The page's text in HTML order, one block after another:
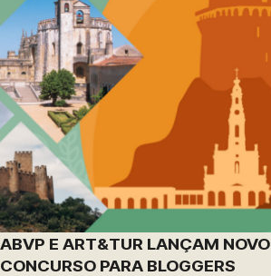
ABVP E ART&TUR LANÇAM NOVO
CONCURSO PARA BLOGGERS